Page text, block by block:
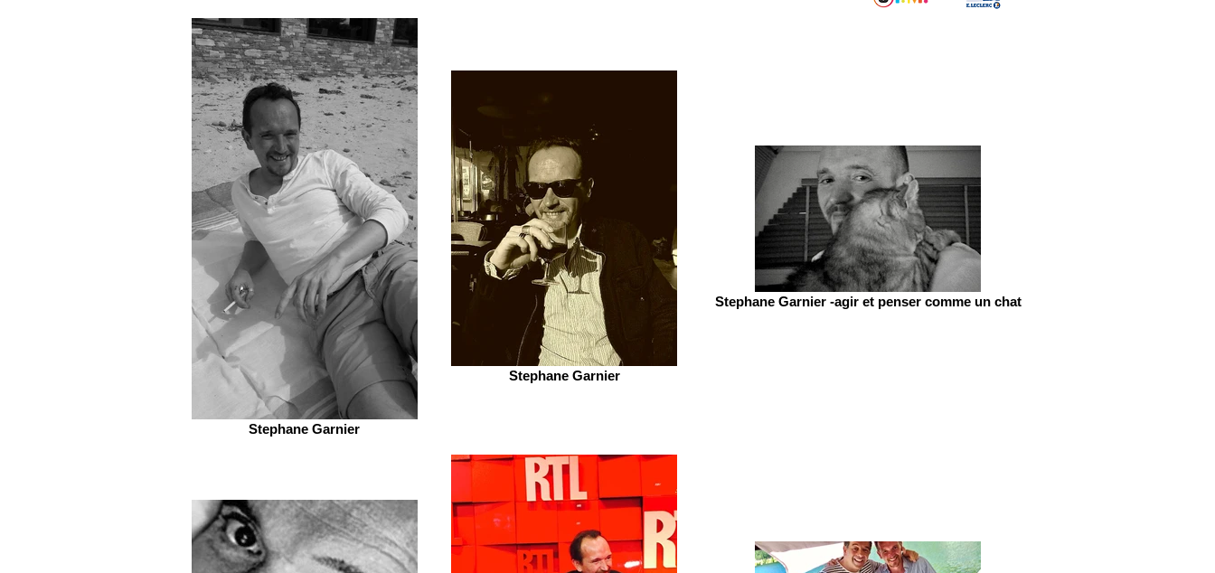
Stephane Garnier
Stephane Garnier
Stephane Garnier -agir et penser comme un chat